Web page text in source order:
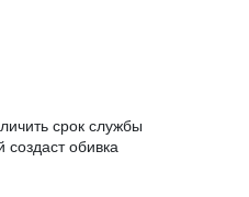
срок службы
создаст обивка